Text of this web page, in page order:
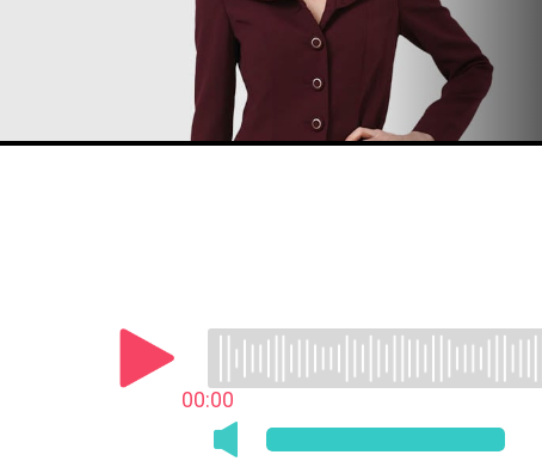
00:00